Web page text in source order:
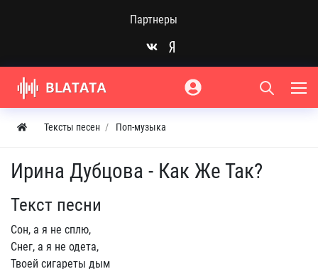
Партнеры
Тексты песен Поп-музыка
Ирина Дубцова - Как Же Так?
Текст песни
Сон, а я не сплю,
Снег, а я не одета,
Твоей сигареты дым